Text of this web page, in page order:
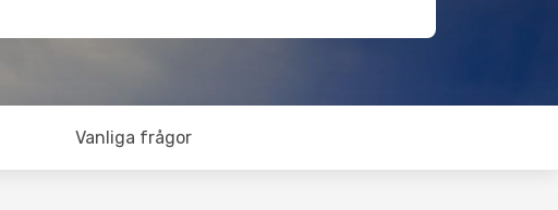
Vanliga frågor